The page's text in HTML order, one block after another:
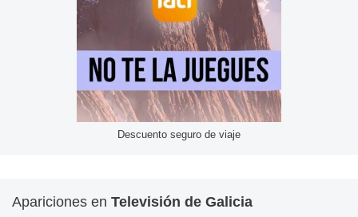
Descuento seguro de viaje
Apariciones en Televisión de Galicia